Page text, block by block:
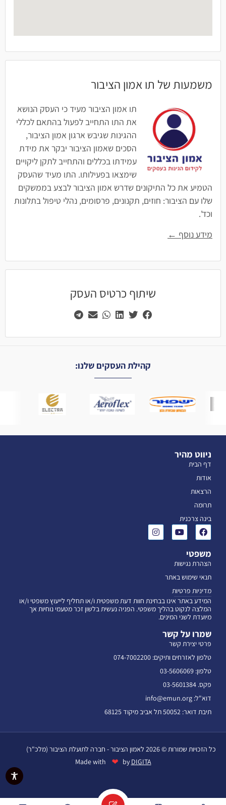
משמעות של תו אמון הציבור
תו אמון הציבור מעיד כי העסק הנושא
את התו התחייב לפעול בהתאם לכללי
ההגינות שגיבש ארגון אמון הציבור,
הסכים שאמון הציבור יבקר את מידת
עמידתו בכללים והתחייב לתקן ליקויים
שימצאו בפעילותו. התו מעיד שהעסק
הטמיע את כל התיקונים שדרש אמון הציבור לבצע בממשקים
שלו עם הציבור: חוזים, תקנונים, פרסומים, נהלי טיפול בתלונות
וכד'.
מידע נוסף ←
שיתוף כרטיס העסק
קהילת העסקים שלנו:
ניווט מהיר
דף הבית
אודות
הרצאות
תרומה
בינה צרכנית
משפטי
הצהרת נגישות
תנאי שימוש באתר
מדיניות פרטיות
המידע באתר אינו בבחינת חוות דעת משפטית ו/או תחליף לייעוץ משפטי ו/או
המלצה לנקוט בהליך משפטי. הפניה נעשית בלשון זכר מטעמי נוחיות אך
מיועדת לשני המינים.
שמרו על קשר
פרטי יצירת קשר
טלפון לאזרחים ותיקים: 074-7002200
טלפון: 03-5606069
פקס. 03-5601384
דוא"ל: info@emun.org
תיבת דואר: 50052 תל אביב מיקוד 68125
כל הזכויות שמורות © 2026 לאמון הציבור - חברה לתועלת הציבור (מלכ"ר)
Made with
❤ by DIGITA